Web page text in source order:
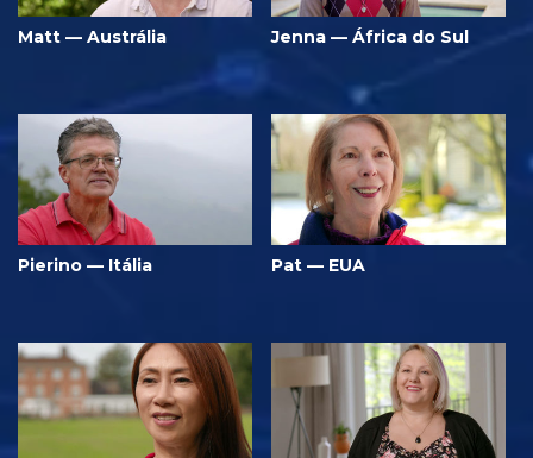
Matt — Austrália Jenna — África do Sul
Pierino — Itália Pat — EUA